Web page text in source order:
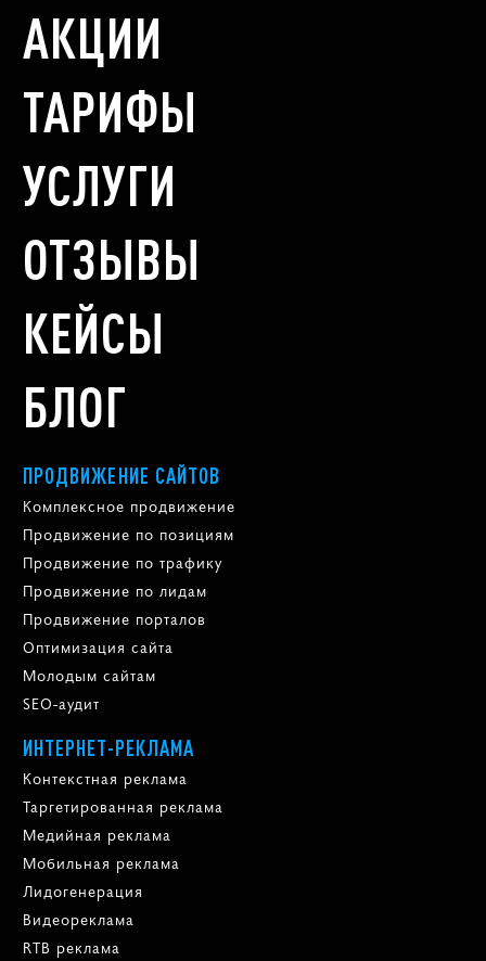
АКЦИИ
ТАРИФЫ
УСЛУГИ
ОТЗЫВЫ
КЕЙСЫ
БЛОГ
ПРОДВИЖЕНИЕ САЙТОВ
Комплексное продвижение
Продвижение по позициям
Продвижение по трафику
Продвижение по лидам
Продвижение порталов
Оптимизация сайта
Молодым сайтам
SEO-аудит
ИНТЕРНЕТ-РЕКЛАМА
Контекстная реклама
Таргетированная реклама
Медийная реклама
Мобильная реклама
Лидогенерация
Видеореклама
RTB реклама